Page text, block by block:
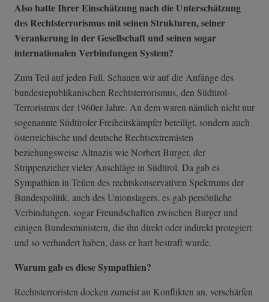
Also hatte Ihrer Einschätzung nach die Unterschätzung
des Rechtsterrorismus mit seinen Strukturen, seiner
Verankerung in der Gesellschaft und seinen sogar
internationalen Verbindungen System?
Zum Teil auf jeden Fall. Schauen wir auf die Anfänge des
bundesrepublikanischen Rechtsterrorismus, den Südtirol-
Terrorismus der 1960er-Jahre. An dem waren nämlich nicht nur
sogenannte Südtiroler Freiheitskämpfer beteiligt, sondern auch
österreichische und deutsche Rechtsextremisten
beziehungsweise Altnazis wie Norbert Burger, der
Strippenzieher vieler Anschläge in Südtirol. Da gab es
Sympathien in Teilen des rechtskonservativen Spektrums der
Bundespolitik, auch des Unionslagers, es gab persönliche
Verbindungen, sogar Freundschaften zwischen Burger und
einigen Bundesministern, die ihn direkt oder indirekt protegiert
und so verhindert haben, dass er hart bestraft wurde.
Warum gab es diese Sympathien?
Rechtsterroristen docken zumeist an Konflikten an, verschärfen